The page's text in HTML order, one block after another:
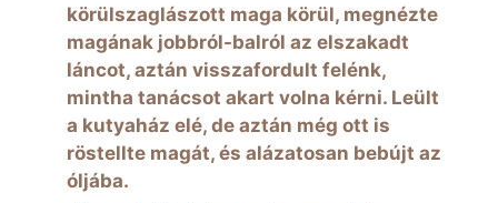
körülszaglászott maga körül, megnézte
magának jobbról-balról az elszakadt
láncot, aztán visszafordult felénk,
mintha tanácsot akart volna kérni. Leült
a kutyaház elé, de aztán még ott is
röstellte magát, és alázatosan bebújt az
óljába.